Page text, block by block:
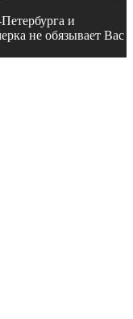
и
не обязывает Вас